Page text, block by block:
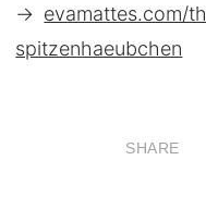
→ evamattes.com/
spitzenhaeubchen
SHARE